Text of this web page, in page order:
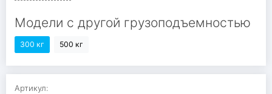
Модели с другой грузоподъемностью
300 кг 500 кг
Артикул: